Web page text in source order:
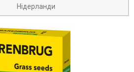
Нідерланди